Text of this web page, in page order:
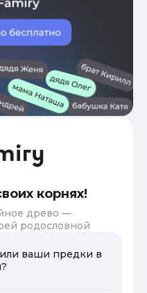
корнях!
древо —
родословной
ваши предки в